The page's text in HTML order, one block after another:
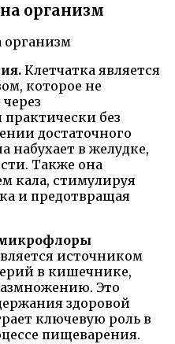
организм
Клетчатка является
которое не
без
достаточного
набухает в желудке,
Также она
кала, стимулируя
и предотвращая
источником
в кишечнике,
Это
здоровой
ключевую роль в
пищеварения.